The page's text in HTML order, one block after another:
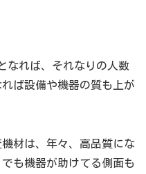
なれば、それなりの人数
ば設備や機器の質も上が
材は、年々、高品質にな
も機器が助けてる側面も